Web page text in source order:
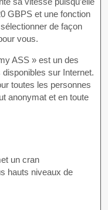
GBPS et une fonction
de façon
vous.
ASS » est un des
sur Internet.
toutes les personnes
anonymat et en toute
un cran
hauts niveaux de